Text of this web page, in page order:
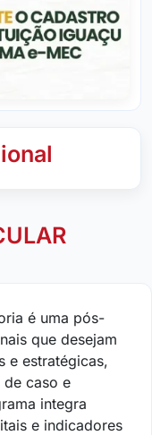
é uma pós-
que desejam
e estratégicas,
caso e
integra
e indicadores